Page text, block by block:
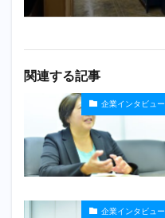
関連する記事
企業インタビュー
企業インタビュー